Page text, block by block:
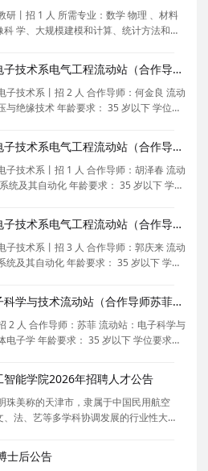
研丨招 1 人 所需专业：数学 物理 、材料
学、大规模建模和计算、统计方法和应
融 学位要求：博士 招聘级别：副高 工
端人才 招聘
清华大学电机工程与应用电子技术系电气工程流动站（合作导师何金良）2026年招聘2名博士后
子技术系丨招 2 人 合作导师：何金良 流动
与绝缘技术 年龄要求： 35 岁以下 学位要
究计划：先进电力装备关键技术研究；
直流绝
清华大学电机工程与应用电子技术系电气工程流动站（合作导师胡泽春）2026年招聘1名博士后
子技术系丨招 1 人 合作导师：胡泽春 流动
统及其自动化 年龄要求： 35 岁以下 学位
计划：电力系统源网荷储协同调度与控
学位，
清华大学电机工程与应用电子技术系电气工程流动站（合作导师郭庆来）2026年招聘3名博士后
子技术系丨招 3 人 合作导师：郭庆来 流动
统及其自动化 年龄要求： 35 岁以下 学位
计划：新型电力系统安全与韧性防御体
二、任职要
清华大学集成电路学院电子科学与技术流动站（合作导师苏菲）2026年招聘2名博士后
2 人 合作导师：苏菲 流动站：电子科学与
电子学 年龄要求： 35 岁以下 学位要求：
拟从事研究内容或研究计划： 本课题组
的数字
能学院2026年招聘人才公告
珠美称的天津市，隶属于中国民用航空
法、艺等多学科协调发展的行业性大
教育部共建高校，是天津市双一流建设
历经70余年开拓进取，
士后公告